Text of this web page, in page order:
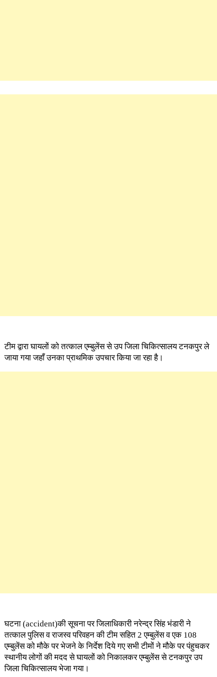
टीम द्वारा घायलों को तत्काल एम्बुलेंस से उप जिला चिकित्सालय टनकपुर ले
जाया गया जहॉं उनका प्राथमिक उपचार किया जा रहा है।
घटना (accident)की सूचना पर जिलाधिकारी नरेन्द्र सिंह भंडारी ने
तत्काल पुलिस व राजस्व परिवहन की टीम सहित 2 एम्बुलेंस व एक 108
एम्बुलेंस को मौके पर भेजने के निर्देश दिये गए सभी टीमों ने मौके पर पंहुचकर
स्थानीय लोगों की मदद से घायलों को निकालकर एम्बुलेंस से टनकपुर उप
जिला चिकित्सालय भेजा गया।